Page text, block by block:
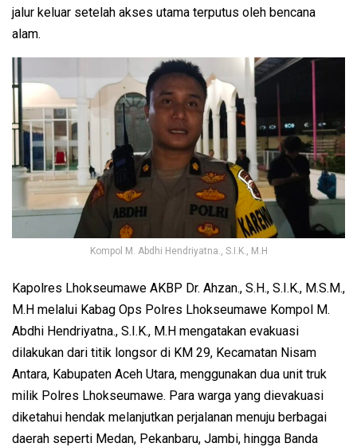
jalur keluar setelah akses utama terputus oleh bencana
alam.
Kompol M. Abdhi Hendriyatna., S.I.K., M.H
Kapolres Lhokseumawe AKBP Dr. Ahzan., S.H., S.I.K., M.S.M.,
M.H melalui Kabag Ops Polres Lhokseumawe Kompol M.
Abdhi Hendriyatna., S.I.K., M.H mengatakan evakuasi
dilakukan dari titik longsor di KM 29, Kecamatan Nisam
Antara, Kabupaten Aceh Utara, menggunakan dua unit truk
milik Polres Lhokseumawe. Para warga yang dievakuasi
diketahui hendak melanjutkan perjalanan menuju berbagai
daerah seperti Medan, Pekanbaru, Jambi, hingga Banda